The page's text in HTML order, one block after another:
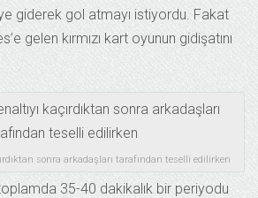
giderek gol atmayı istiyordu. Fakat
gelen kırmızı kart oyunun gidişatını
sonra arkadaşları tarafından teselli edilirken
35-40 dakikalık bir periyodu